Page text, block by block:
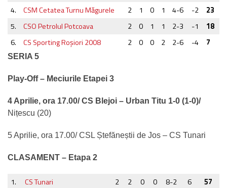
4.
CSM Cetatea Turnu Măgurele 2 1 0 1 4-6 -2
23
5.
CSO Petrolul Potcoava 2 0 1 1 2-3 -1
18
6.
CS Sporting Roşiori 2008 2 0 0 2 2-6 -4 7
SERIA 5
Play-Off – Meciurile Etapei 3
4 Aprilie, ora 17.00/ CS Blejoi – Urban Titu 1-0 (1-0)/
Nițescu (20)
5 Aprilie, ora 17.00/ CSL Ștefăneștii de Jos – CS Tunari
CLASAMENT – Etapa 2
1. CS Tunari 2 2 0 0 8-2 6
57